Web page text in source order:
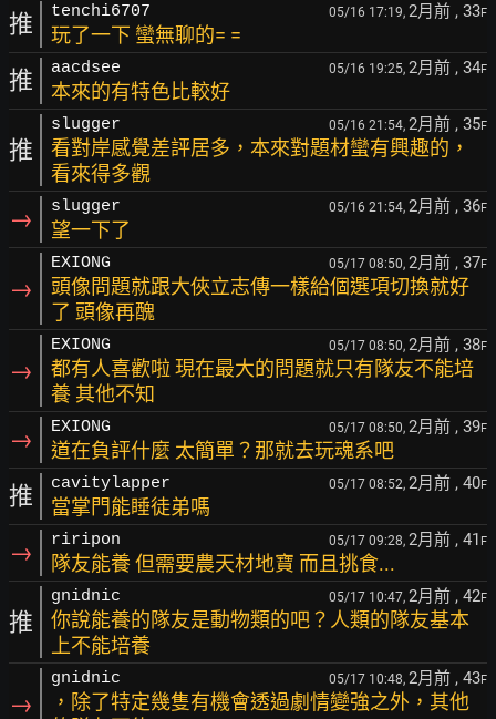
推 tenchi6707 05/16 17:19, 2月前 , 33F
玩了一下 蠻無聊的= =
推 aacdsee 05/16 19:25, 2月前 , 34F
本來的有特色比較好
推
slugger 05/16 21:54, 2月前 , 35F
看對岸感覺差評居多，本來對題材蠻有興趣的，
看來得多觀
→ slugger 05/16 21:54, 2月前 , 36F
望一下了
→
EXIONG 05/17 08:50, 2月前 , 37F
頭像問題就跟大俠立志傳一樣給個選項切換就好
了 頭像再醜
→
EXIONG 05/17 08:50, 2月前 , 38F
都有人喜歡啦 現在最大的問題就只有隊友不能培
養 其他不知
→ EXIONG 05/17 08:50, 2月前 , 39F
道在負評什麼 太簡單？那就去玩魂系吧
推 cavitylapper 05/17 08:52, 2月前 , 40F
當掌門能睡徒弟嗎
→ riripon 05/17 09:28, 2月前 , 41 F
隊友能養 但需要農天材地寶 而且挑食...
推
gnidnic 05/17 10:47, 2月前 , 42F
你說能養的隊友是動物類的吧？人類的隊友基本
上不能培養
→
gnidnic 05/17 10:48, 2月前 , 43F
，除了特定幾隻有機會透過劇情變強之外，其他